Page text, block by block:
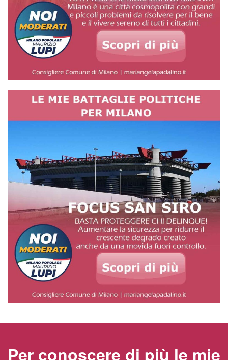
Per conoscere di più le mie